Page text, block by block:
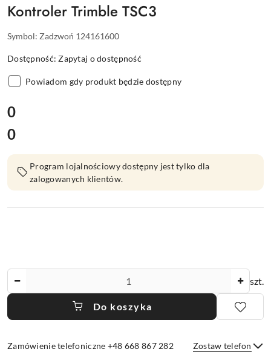
Kontroler Trimble TSC3
Symbol: Zadzwoń 124161600
Dostępność:Zapytaj o dostępność
Powiadom gdy produkt będzie dostępny
cena:
0
Cena:
0
Program lojalnościowy dostępny jest tylko dla
zalogowanych klientów.
szt.
Do koszyka
Zamówienie telefoniczne +48 668 867 282 Zostaw telefon